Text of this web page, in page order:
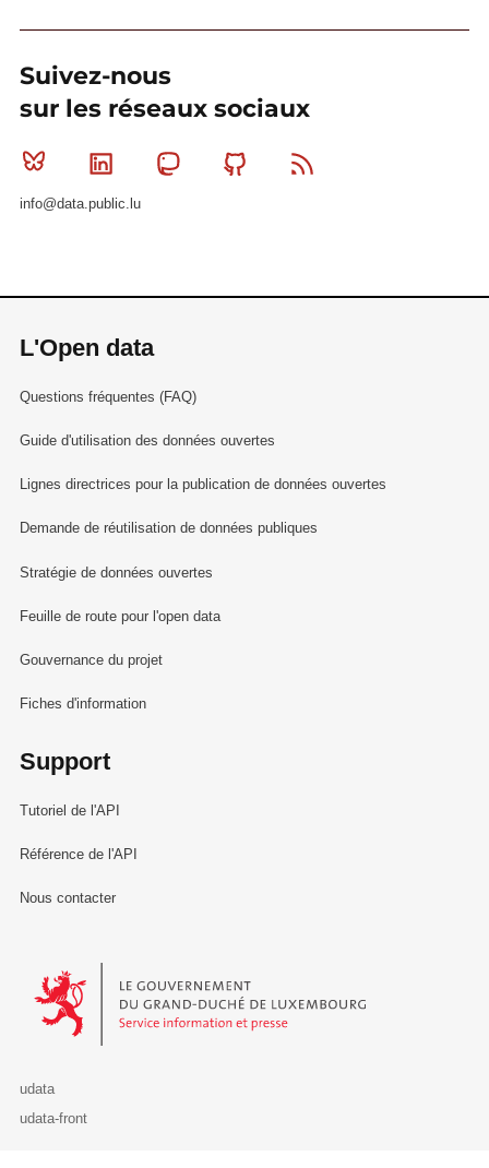
Suivez-nous
sur les réseaux sociaux
Bluesky Linkedin MastodonGithub
info@data.public.lu
L'Open data
Questions fréquentes (FAQ)
Guide d'utilisation des données ouvertes
Lignes directrices pour la publication de données ouvertes
Demande de réutilisation de données publiques
Stratégie de données ouvertes
Feuille de route pour l'open data
Gouvernance du projet
Fiches d'information
Support
Tutoriel de l'API
Référence de l'API
Nous contacter
Le Gouvernement du Grand-Duché de Luxembourg - Service
udata
udata-front